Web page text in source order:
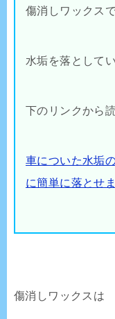
傷消しワックス
水垢を落として
下のリンクから
車についた水垢
に簡単に落とせ
傷消しワックスは